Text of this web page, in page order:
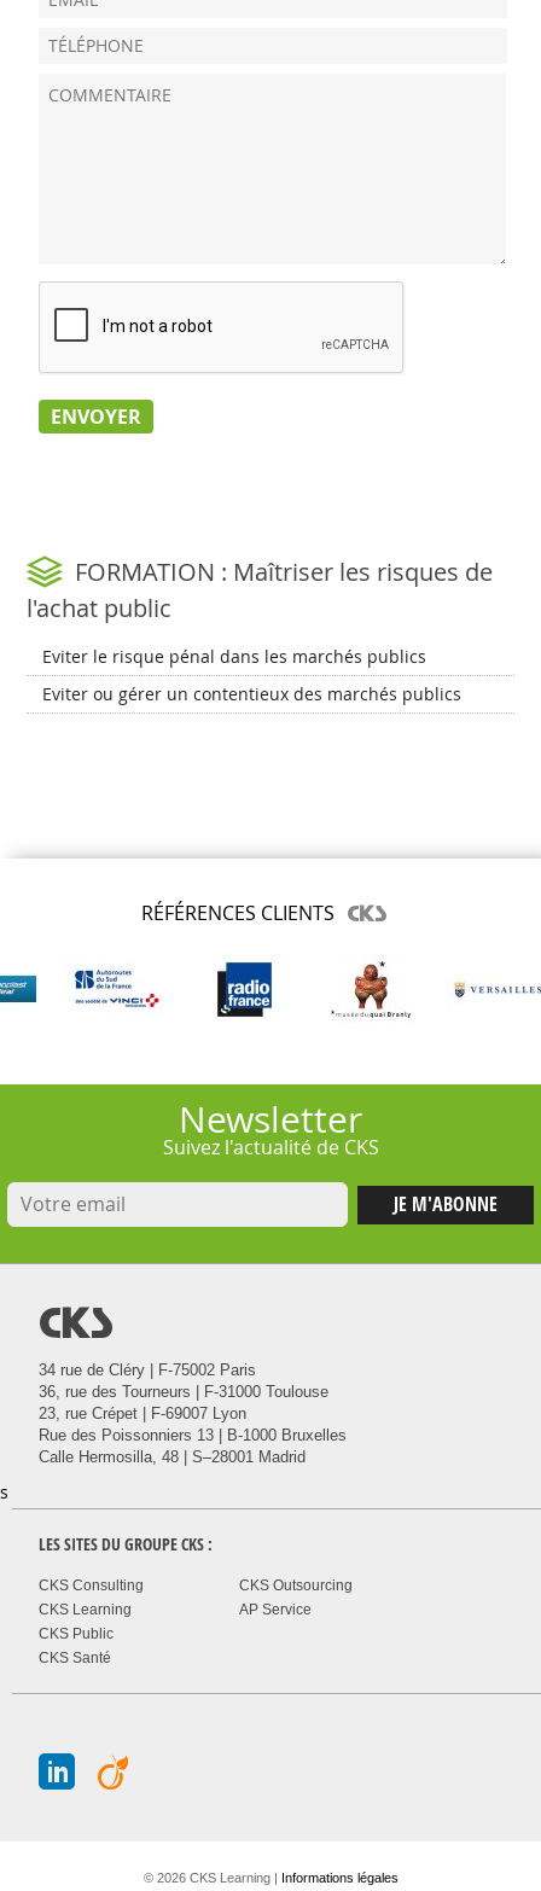
FORMATION : Maîtriser les risques de
l'achat public
Eviter le risque pénal dans les marchés publics
Eviter ou gérer un contentieux des marchés publics
RÉFÉRENCES CLIENTS
Newsletter
Suivez l'actualité de CKS
@
34 rue de Cléry | F-75002 Paris
36, rue des Tourneurs | F-31000 Toulouse
23, rue Crépet | F-69007 Lyon
Rue des Poissonniers 13 | B-1000 Bruxelles
Calle Hermosilla, 48 | S–28001 Madrid
LES SITES DU GROUPECKS :
CKS Consulting
CKS Learning
CKS Public
CKS Santé
CKS Outsourcing
AP Service
J A
© 2026 CKS Learning | Informations légales
s